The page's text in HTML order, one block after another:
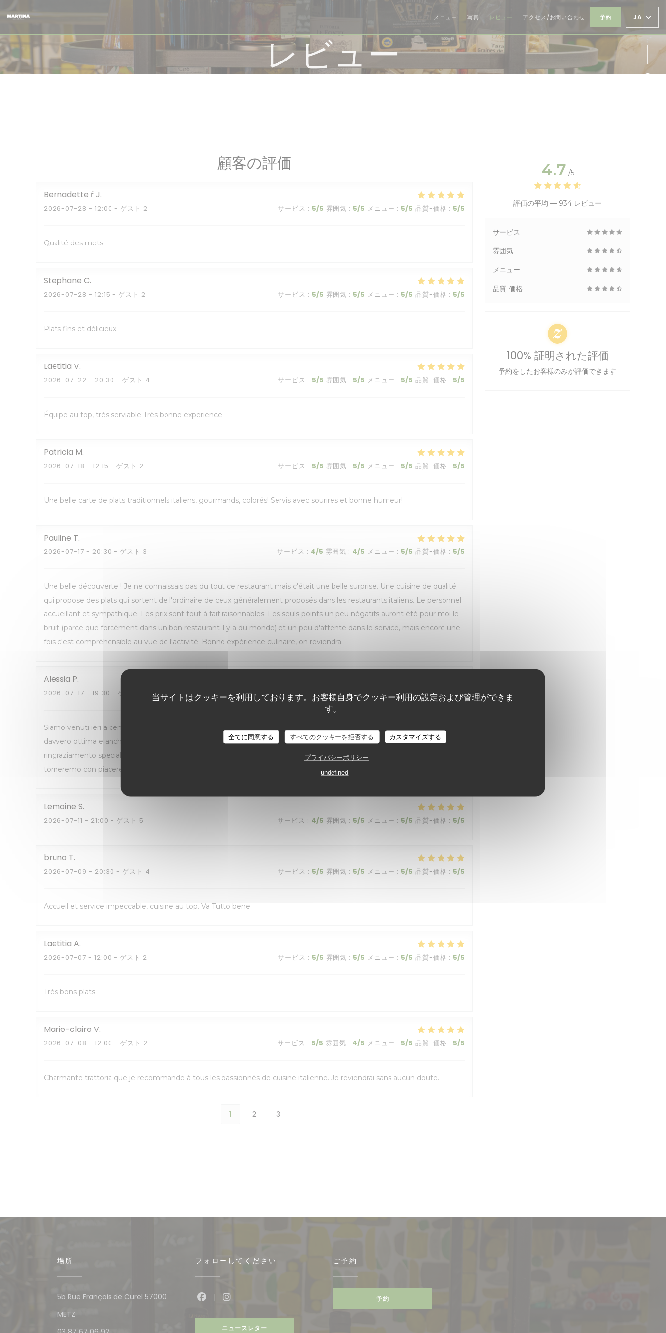
当サイトはクッキーを利用しております。お客様自身でクッキー利用の設定および管理ができま
す。
全てに同意する すべてのクッキーを拒否する カスタマイズする
プライバシーポリシー
undefined
メニュー 写真 レビュー アクセス/お問い合わせ 予約 JA
レビュー
顧客の評価
Bernadette ŕJ
2026-07-28 - 12:00 - ゲスト 2 サービス : 5/5 雰囲気 : 5/5 メニュー : 5/5 品質-価格 : 5/5
Qualité des mets
Stephane C
2026-07-28 - 12:15 - ゲスト 2 サービス : 5/5 雰囲気 : 5/5 メニュー : 5/5 品質-価格 : 5/5
Plats fins et délicieux
Laetitia V
2026-07-22 - 20:30 - ゲスト 4 サービス : 5/5 雰囲気 : 5/5 メニュー : 5/5 品質-価格 : 5/5
Équipe au top, très serviable Très bonne experience
Patricia M
2026-07-18 - 12:15 - ゲスト 2 サービス : 5/5 雰囲気 : 5/5 メニュー : 5/5 品質-価格 : 5/5
Une belle carte de plats traditionnels italiens, gourmands, colorés! Servis avec sourires et bonne humeur!
Pauline T
2026-07-17 - 20:30 - ゲスト 3 サービス : 4/5 雰囲気 : 4/5 メニュー : 5/5 品質-価格 : 5/5
Une belle découverte ! Je ne connaissais pas du tout ce restaurant mais c'était une belle surprise. Une cuisine de qualité
qui propose des plats qui sortent de l'ordinaire de ceux généralement proposés dans les restaurants italiens. Le personnel
accueillant et sympathique. Les prix sont tout à fait raisonnables. Les seuls points un peu négatifs auront été pour moi le
bruit (parce que forcément dans un bon restaurant il y a du monde) et un peu d'attente dans le service, mais encore une
fois c'est compréhensible au vue de l'activité. Bonne expérience culinaire, on reviendra.
Alessia P
2026-07-17 - 19:30 - ゲスト 2 サービス 5/5 雰囲気 : 5/5 メニュー : 5/5 品質-価格 : 5/5
Siamo venuti ieri a cena qui, ed era la seconda volta per me. È sempre tutto buonissimo! La pasta al ragu di polpo è
davvero ottima e anche gli antipasti sono molto buoni. Il locale è bello e ha un’atmosfera intima e accogliente. Un
ringraziamento speciale al cameriere italiano, che è simpatico e molto divertente! Grazie per la vostra accoglienza,
torneremo con piacere!
Lemoine S
2026-07-11 - 21:00 - ゲスト 5 サービス : 4/5 雰囲気 : 5/5 メニュー : 5/5 品質-価格 : 5/5
bruno T
2026-07-09 - 20:30 - ゲスト 4 サービス : 5/5 雰囲気 : 5/5 メニュー : 5/5 品質-価格 : 5/5
Accueil et service impeccable, cuisine au top. Va Tutto bene
Laetitia A
2026-07-07 - 12:00 - ゲスト 2 サービス : 5/5 雰囲気 : 5/5 メニュー : 5/5 品質-価格 : 5/5
Très bons plats
Marie-claire V
2026-07-08 - 12:00 - ゲスト 2 サービス : 5/5 雰囲気 : 4/5 メニュー : 5/5 品質-価格 : 5/5
Charmante trattoria que je recommande à tous les passionnés de cuisine italienne. Je reviendrai sans aucun doute.
1 2 3
4.7 /5
評価の平均 — 934 レビュー
サービス
雰囲気
メニュー
品質-価格
100% 証明された評価
予約をしたお客様のみが評価できます
場所
5b Rue François de Curel 57000
METZ((新しいウィンドウで開きます))
フォローしてください
Facebook ((新しいウィンドウで開きます))
Instagram ((新しいウィンドウで開きます))
ニュースレター
ご予約
予約